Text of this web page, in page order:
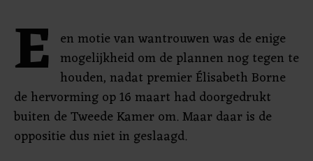
E en motie van wantrouwen was de enige
mogelijkheid om de plannen nog tegen te
houden, nadat premier Élisabeth Borne
de hervorming op 16 maart had doorgedrukt
buiten de Tweede Kamer om. Maar daar is de
oppositie dus niet in geslaagd.